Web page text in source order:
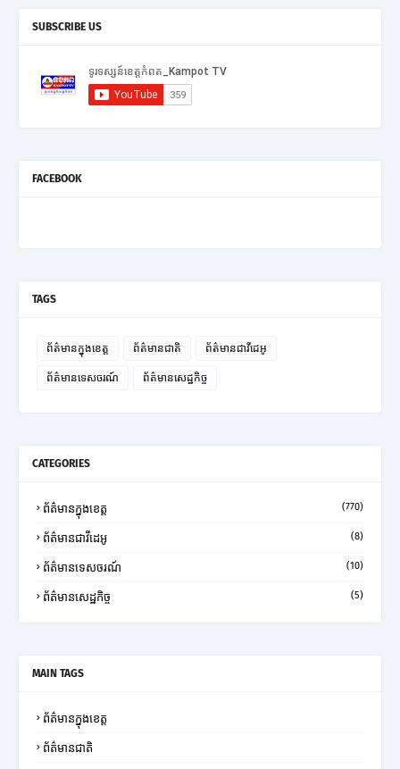
SUBSCRIBE US
FACEBOOK
TAGS
ព័ត៌មានក្នុងខេត្ត ព័ត៌មានជាតិ ព័ត៌មានជាវីដេអូ
ព័ត៌មានទេសចរណ៍ ព័ត៌មានសេដ្ឋកិច្ច
CATEGORIES
ព័ត៌មានក្នុងខេត្ត (770)
ព័ត៌មានជាវីដេអូ (8)
ព័ត៌មានទេសចរណ៍ (10)
ព័ត៌មានសេដ្ឋកិច្ច (5)
MAIN TAGS
ព័ត៌មានក្នុងខេត្ត
ព័ត៌មានជាតិ